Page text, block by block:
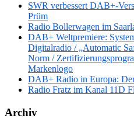
SWR verbessert DAB+-
Prüm
Radio Bollerwagen im
DAB+ Weltpremiere:
Digitalradio / „Automatic
Norm /
Markenlogo
DAB+ Radio in Europa:
Radio Fratz im Kanal 11D
Archiv